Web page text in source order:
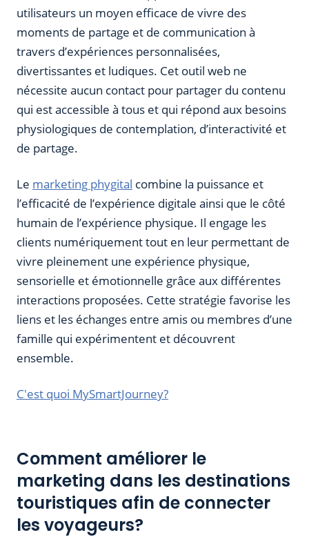
utilisateurs un moyen efficace de vivre des
moments de partage et de communication à
travers d’expériences personnalisées,
divertissantes et ludiques. Cet outil web ne
nécessite aucun contact pour partager du contenu
qui est accessible à tous et qui répond aux besoins
physiologiques de contemplation, d’interactivité et
de partage.
Le marketing phygital combine la puissance et
l’efficacité de l’expérience digitale ainsi que le côté
humain de l’expérience physique. Il engage les
clients numériquement tout en leur permettant de
vivre pleinement une expérience physique,
sensorielle et émotionnelle grâce aux différentes
interactions proposées. Cette stratégie favorise les
liens et les échanges entre amis ou membres d’une
famille qui expérimentent et découvrent
ensemble.
C'est quoi MySmartJourney?
Comment améliorer le
marketing dans les destinations
touristiques afin de connecter
les voyageurs?